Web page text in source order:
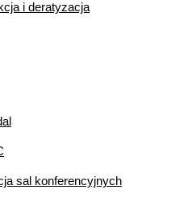
i deratyzacja
sal konferencyjnych